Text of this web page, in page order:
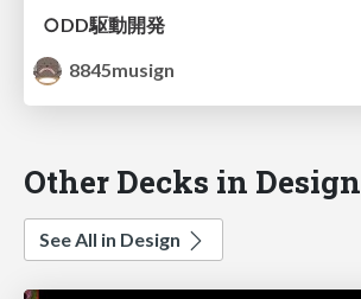
○DD駆動開発
8845musign
Other Decks in Design
See All in Design